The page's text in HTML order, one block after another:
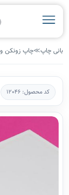
بانی چاپ≫چاپ زونکن
کد محصول: 12046